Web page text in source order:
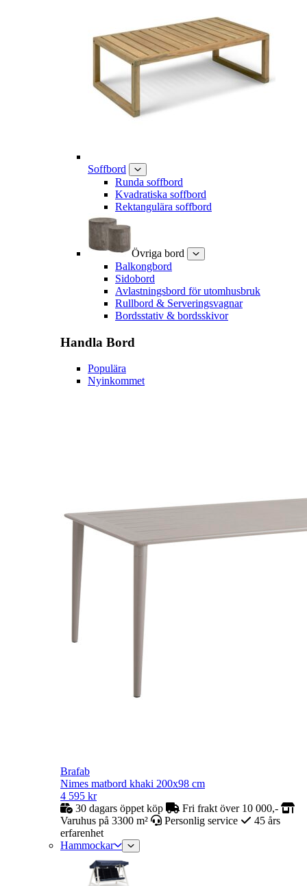
Soffbord
Runda soffbord
Kvadratiska soffbord
Rektangulära soffbord
Övriga bord
Balkongbord
Sidobord
Avlastningsbord för utomhusbruk
Rullbord & Serveringsvagnar
Bordsstativ & bordsskivor
Handla Bord
Populära
Nyinkommet
Brafab
Nimes matbord khaki 200x98 cm
4 595 kr
30 dagars öppet köp
Fri frakt över 10 000,-
Varuhus på 3300 m²
Personlig service
45 års
erfarenhet
Hammockar